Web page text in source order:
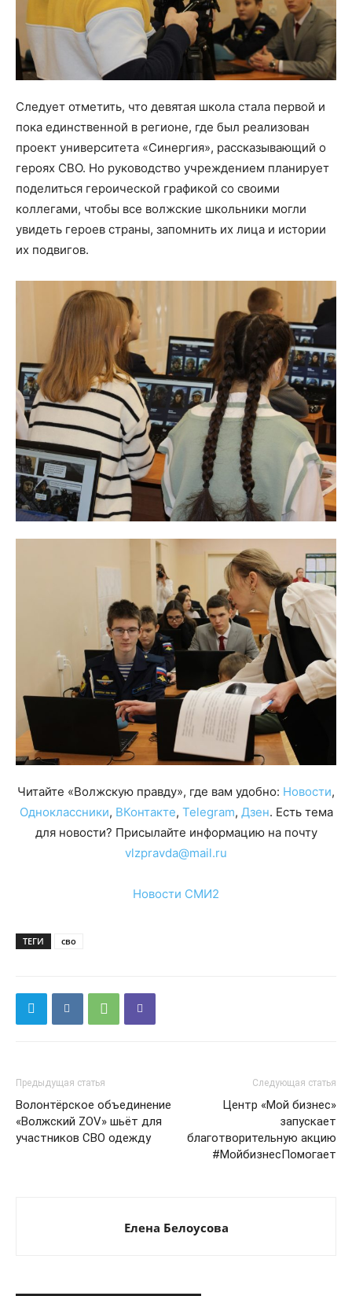
Следует отметить, что девятая школа стала первой и
пока единственной в регионе, где был реализован
проект университета «Синергия», рассказывающий о
героях СВО. Но руководство учреждением планирует
поделиться героической графикой со своими
коллегами, чтобы все волжские школьники могли
увидеть героев страны, запомнить их лица и истории
их подвигов.
Читайте «Волжскую правду», где вам удобно: Новости,
Одноклассники, ВКонтакте, Telegram, Дзен. Есть тема
для новости? Присылайте информацию на почту
vlzpravda@mail.ru
Новости СМИ2
ТЕГИ сво
Предыдущая статья
Волонтёрское объединение
«Волжский ZOV» шьёт для
участников СВО одежду
Следующая статья
Центр «Мой бизнес»
запускает
благотворительную акцию
#МойбизнесПомогает
Елена Белоусова